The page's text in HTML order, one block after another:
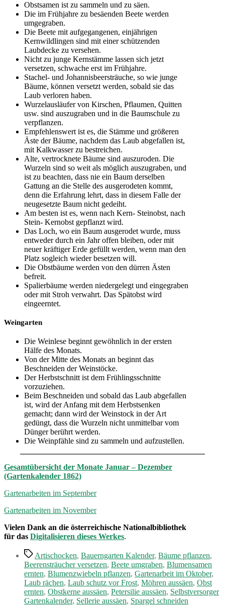
Obstsamen ist zu sammeln und zu säen.
Die im Frühjahre zu besäenden Beete werden
umgegraben.
Die Beete mit aufgegangenen, einjährigen
Kernwildlingen sind mit einer schützenden
Laubdecke zu versehen.
Nicht zu junge Kernstämme lassen sich jetzt
versetzen, schwache erst im Frühjahre.
Stachel- und Johannisbeersträuche, so wie junge
Bäume, können versetzt werden, sobald sie das
Laub verloren haben.
Wurzelausläufer von Kirschen, Pflaumen, Quitten
usw. sind auszugraben und in die Baumschule zu
verpflanzen.
Empfehlenswert ist es, die Stämme und größeren
Äste der Bäume, nachdem das Laub abgefallen ist,
mit Kalkwasser zu bestreichen.
Alte, vertrocknete Bäume sind auszuroden. Die
Wurzeln sind so weit als möglich auszugraben, und
ist zu beachten, dass nie ein Baum derselben
Gattung an die Stelle des ausgerodeten kommt,
denn die Erfahrung lehrt, dass in diesem Falle der
neugesetzte Baum nicht gedeiht.
Am besten ist es, wenn nach Kern- Steinobst, nach
Stein- Kernobst gepflanzt wird.
Das Loch, wo ein Baum ausgerodet wurde, muss
entweder durch ein Jahr offen bleiben, oder mit
neuer kräftiger Erde gefüllt werden, wenn man den
Platz sogleich wieder besetzen will.
Die Obstbäume werden von den dürren Ästen
befreit.
Spalierbäume werden niedergelegt und eingegraben
oder mit Stroh verwahrt. Das Spätobst wird
eingeerntet.
Weingarten
Die Weinlese beginnt gewöhnlich in der ersten
Hälfe des Monats.
Von der Mitte des Monats an beginnt das
Beschneiden der Weinstöcke.
Der Herbstschnitt ist dem Frühlingsschnitte
vorzuziehen.
Beim Beschneiden und sobald das Laub abgefallen
ist, wird der Anfang mit dem Herbstsenken
gemacht; dann wird der Weinstock in der Art
gedüngt, dass die Wurzeln nicht unmittelbar vom
Dünger berührt werden.
Die Weinpfähle sind zu sammeln und aufzustellen.
Gesamtübersicht der Monate Januar – Dezember
(Gartenkalender 1862)
Gartenarbeiten im September
Gartenarbeiten im November
Vielen Dank an die österreichische Nationalbibliothek
für das Digitalisieren dieses Werkes.
Schlagwörter
Artischocken, Bauerngarten Kalender, Bäume pflanzen,
Beerensträucher versetzen, Beete umgraben, Blumensamen
ernten, Blumenzwiebeln pflanzen, Gartenarbeit im Oktober,
Laub rächen, Laub schutz vor Frost, Möhren aussäen, Obst
ernten, Obstkerne aussäen, Petersilie aussäen, Selbstversorger
Gartenkalender, Sellerie aussäen, Spargel schneiden